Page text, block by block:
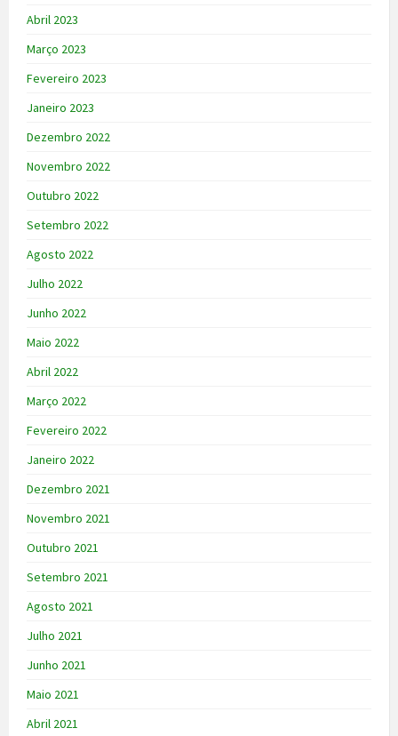
Abril 2023
Março 2023
Fevereiro 2023
Janeiro 2023
Dezembro 2022
Novembro 2022
Outubro 2022
Setembro 2022
Agosto 2022
Julho 2022
Junho 2022
Maio 2022
Abril 2022
Março 2022
Fevereiro 2022
Janeiro 2022
Dezembro 2021
Novembro 2021
Outubro 2021
Setembro 2021
Agosto 2021
Julho 2021
Junho 2021
Maio 2021
Abril 2021